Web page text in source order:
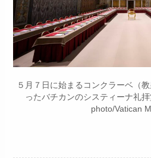
５月７日に始まるコンクラーベ（
ったバチカンのシスティーナ礼
photo/Vatican